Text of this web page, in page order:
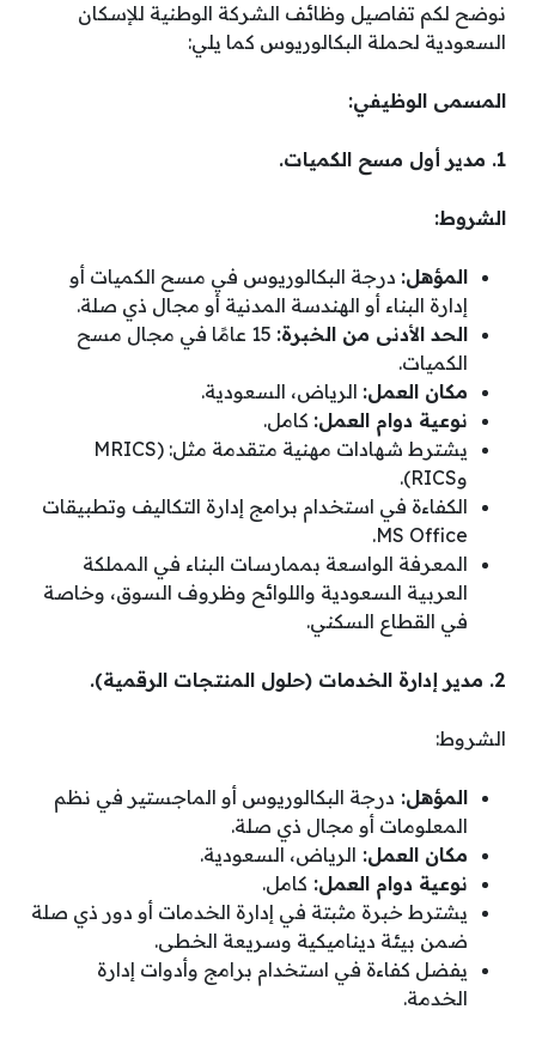
نوضح لكم تفاصيل وظائف الشركة الوطنية للإسكان
السعودية لحملة البكالوريوس كما يلي:
المسمى الوظيفي:
1. مدير أول مسح الكميات.
الشروط:
المؤهل: درجة البكالوريوس في مسح الكميات أو
إدارة البناء أو الهندسة المدنية أو مجال ذي صلة.
الحد الأدنى من الخبرة:
15 عامًا في مجال مسح
الكميات.
مكان العمل: الرياض، السعودية.
نوعية دوام العمل: كامل.
يشترط شهادات مهنية متقدمة مثل: (MRICS
وRICS).
الكفاءة في استخدام برامج إدارة التكاليف وتطبيقات
MS Office.
المعرفة الواسعة بممارسات البناء في المملكة
العربية السعودية واللوائح وظروف السوق، وخاصة
في القطاع السكني.
2. مدير إدارة الخدمات (حلول المنتجات الرقمية).
الشروط:
المؤهل: درجة البكالوريوس أو الماجستير في نظم
المعلومات أو مجال ذي صلة.
مكان العمل: الرياض، السعودية.
نوعية دوام العمل: كامل.
يشترط خبرة مثبتة في إدارة الخدمات أو دور ذي صلة
ضمن بيئة ديناميكية وسريعة الخطى.
يفضل كفاءة في استخدام برامج وأدوات إدارة
الخدمة.